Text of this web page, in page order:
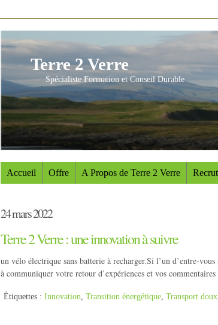
Terre 2 Verre
Spécialiste Formation et Conseil Durable
Accueil Offre A Propos de Terre 2 Verre
24 mars 2022
Terre 2 Verre : une innovation à suivre
un vélo électrique sans batterie à recharger.Si l’un d’entre-vous
à communiquer votre retour d’expériences et vos
Étiquettes : Innovation Transition énergétique Transport doux